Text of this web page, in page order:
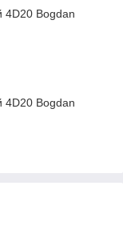
4D20 Bogdan
4D20 Bogdan